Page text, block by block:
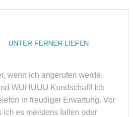
UNTER FERNER LIEFEN
wenn ich angerufen werde.
WUHUUU Kundschaft! Ich
in freudiger Erwartung. Vor
ich es meistens fallen oder